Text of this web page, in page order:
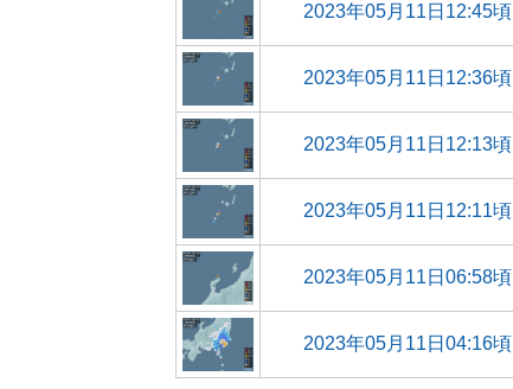
2023年05月11日12:45頃
2023年05月11日12:36頃
2023年05月11日12:13頃
2023年05月11日12:11頃
2023年05月11日06:58頃
2023年05月11日04:16頃